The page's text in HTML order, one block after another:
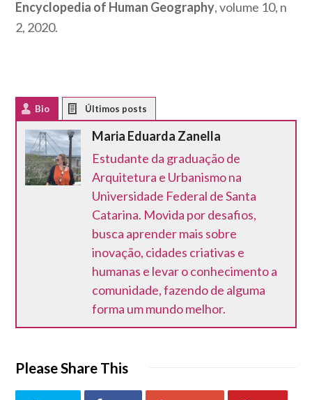
Encyclopedia of Human Geography, volume 10, n
2, 2020.
Bio
Maria Eduarda Zanella
Estudante da graduação de
Arquitetura e Urbanismo na
Universidade Federal de Santa
Catarina. Movida por desafios,
busca aprender mais sobre
inovação, cidades criativas e
humanas e levar o conhecimento a
comunidade, fazendo de alguma
forma um mundo melhor.
Please Share This